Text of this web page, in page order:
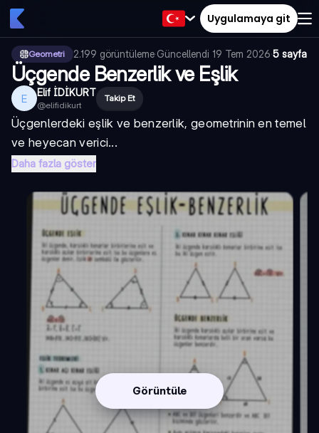
Uygulamaya git
Geometri 2.199 görüntüleme·Güncellendi 19 Tem 2026·5 sayfa
Üçgende Benzerlik ve Eşlik
E Elif İDİKURT
@elifidikurt
Takip Et
Üçgenlerdeki eşlik ve benzerlik, geometrinin en temel
ve heyecan verici...
Daha fazla göster
Görüntüle